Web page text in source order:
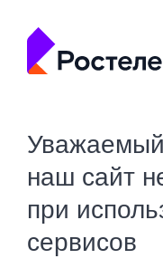
Уважаемый
наш сайт
при
сервисов